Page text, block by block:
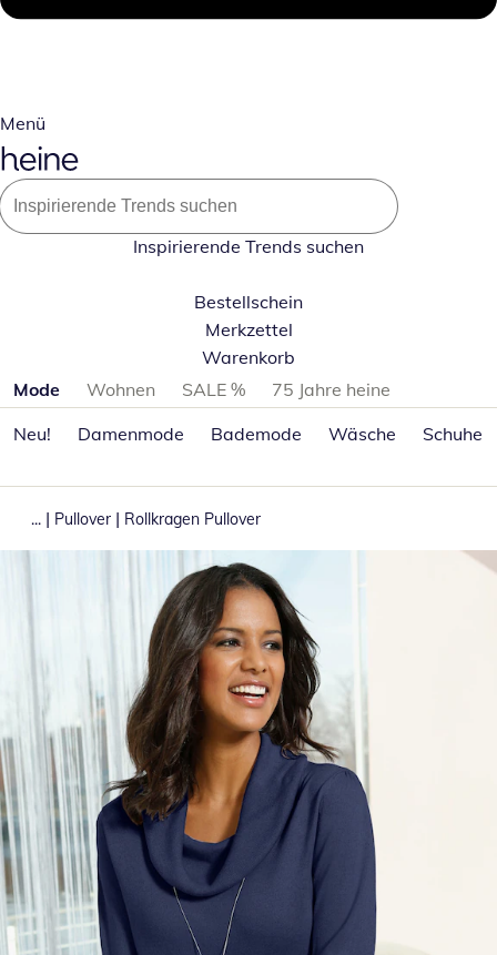
Menü
Inspirierende Trends suchen
Bestellschein
Merkzettel
Warenkorb
Produktkategorien überspringen
Mode Wohnen SALE %
75 Jahre heine
Neu!
Damenmode Bademode Wäsche Schuhe
... | Pullover | Rollkragen Pullover